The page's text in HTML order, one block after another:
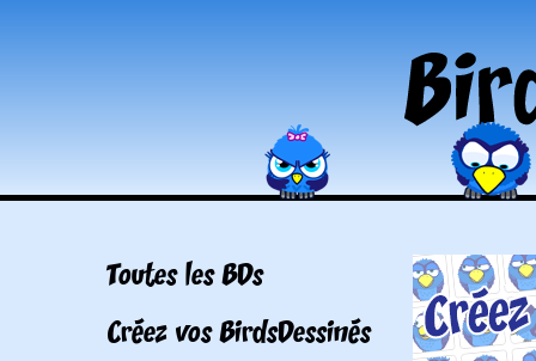
Toutes les BDs
Créez vos BirdsDessinés